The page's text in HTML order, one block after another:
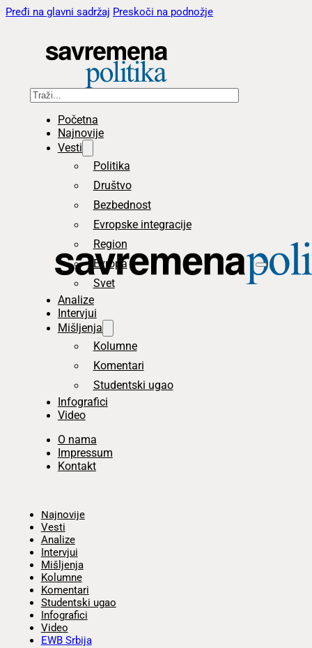
Pređi na glavni sadržaj Preskoči na podnožje
Pretraga
Početna
Najnovije
Vesti
Politika
Društvo
Bezbednost
Evropske integracije
Region
Evropa
Svet
Analize
Intervjui
Mišljenja
Kolumne
Komentari
Studentski ugao
Infografici
Video
O nama
Impressum
Kontakt
Najnovije
Vesti
Analize
Intervjui
Mišljenja
Kolumne
Komentari
Studentski ugao
Infografici
Video
EWB Srbija